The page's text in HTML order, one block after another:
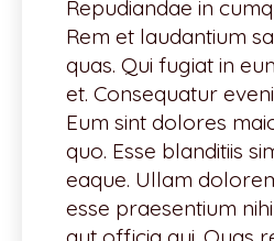
Repudiandae in
Rem et laudantium
quas. Qui fugiat in
et. Consequatur
Eum sint dolores
quo. Esse blanditiis
eaque. Ullam
esse praesentium